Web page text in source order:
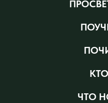
ЧТО